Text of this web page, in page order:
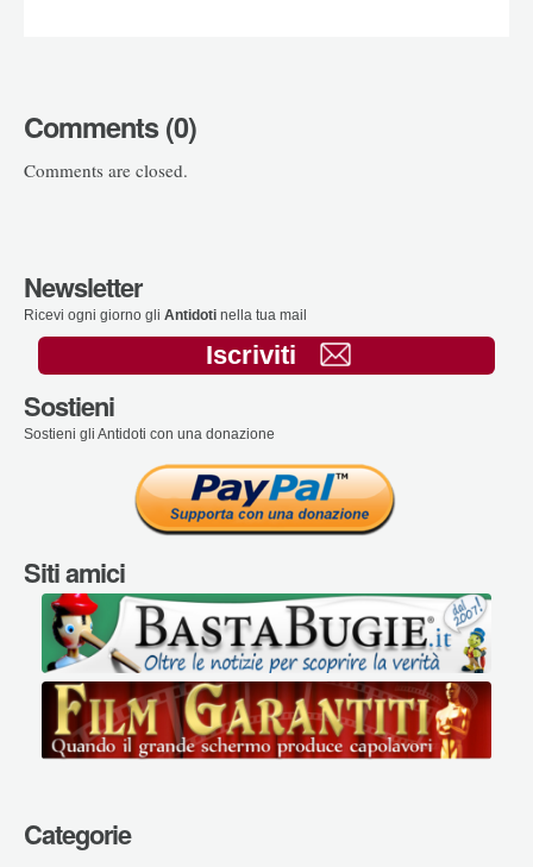
Comments (0)
Comments are closed.
Newsletter
Ricevi ogni giorno gli Antidoti nella tua mail
Iscriviti
Sostieni
Sostieni gli Antidoti con una donazione
Siti amici
Categorie